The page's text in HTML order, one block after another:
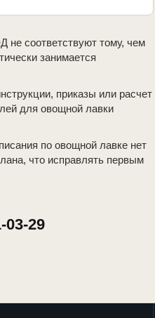
не соответствуют тому, чем
занимается
приказы или расчет
для овощной лавки
по овощной лавке нет
что исправлять первым
03-29